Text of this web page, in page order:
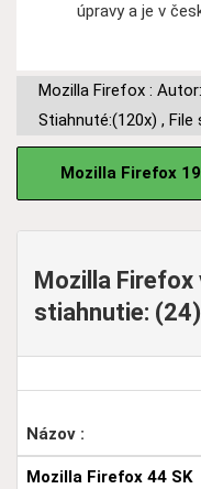
úpravy a je v
Mozilla Firefox : Autor:
Stiahnuté:(120x) , File
Mozilla Firefox
Mozilla Firefox
stiahnutie: (24)
Názov :
Mozilla Firefox 44 SK